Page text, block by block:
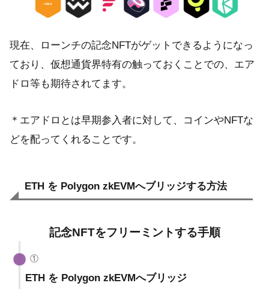
現在、ローンチの記念NFTがゲットできるようになっ
ており、仮想通貨界特有の触っておくことでの、エア
ドロ等も期待されてます。
＊エアドロとは早期参入者に対して、コインやNFTな
どを配ってくれることです。
ETH を Polygon zkEVMへブリッジする方法
記念NFTをフリーミントする手順
①
ETH を Polygon zkEVMへブリッジ